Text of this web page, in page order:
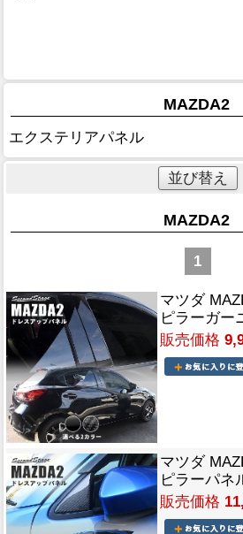
MAZDA2
エクステリアパネル
並び替え
MAZDA2
1
マツダ
ピラーガー
販売価格
マツダ
ピラーパネ
販売価格